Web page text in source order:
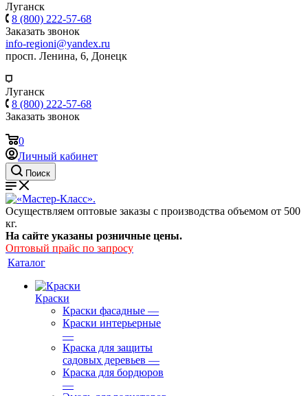
Луганск
8 (800) 222-57-68
Заказать звонок
info-regioni@yandex.ru
просп. Ленина, 6, Донецк
Луганск
8 (800) 222-57-68
Заказать звонок
0
Личный кабинет
Поиск
Осуществляем оптовые заказы с производства объемом от 500
кг.
На сайте указаны розничные цены.
Оптовый прайс по запросу
Каталог
Краски
Краски фасадные —
Краски интерьерные
—
Краска для защиты
садовых деревьев —
⁠Краска для бордюров
—